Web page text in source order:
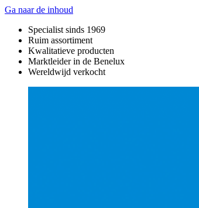
Ga naar de inhoud
Specialist sinds 1969
Ruim assortiment
Kwalitatieve producten
Marktleider in de Benelux
Wereldwijd verkocht